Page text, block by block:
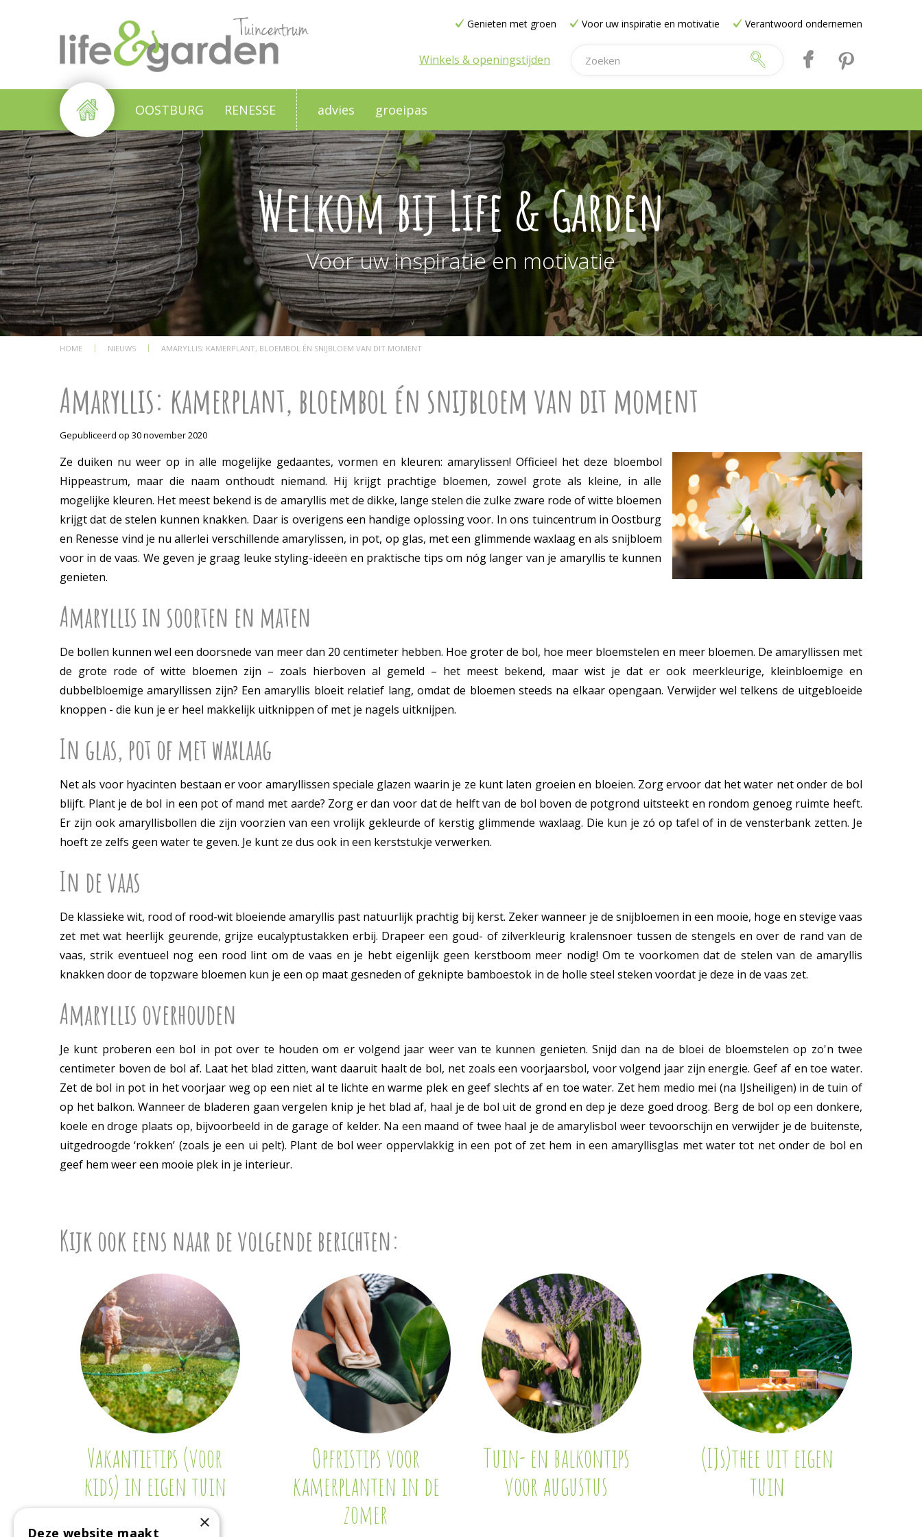
Welkom bij Life & Garden
Voor uw inspiratie en motivatie
HOME NIEUWS AMARYLLIS: KAMERPLANT, BLOEMBOL ÉN SNIJBLOEM VAN DIT MOMENT
Genieten met groen Voor uw inspiratie en motivatie Verantwoord ondernemen
Winkels & openingstijden
OOSTBURG RENESSE advies groeipas
Amaryllis: kamerplant, bloembol én snijbloem van dit moment
Gepubliceerd op 30 november 2020
Ze duiken nu weer op in alle mogelijke gedaantes, vormen en kleuren: amarylissen! Officieel het deze bloembol
Hippeastrum, maar die naam onthoudt niemand. Hij krijgt prachtige bloemen, zowel grote als kleine, in alle
mogelijke kleuren. Het meest bekend is de amaryllis met de dikke, lange stelen die zulke zware rode of witte bloemen
krijgt dat de stelen kunnen knakken. Daar is overigens een handige oplossing voor. In ons tuincentrum in Oostburg
en Renesse vind je nu allerlei verschillende amarylissen, in pot, op glas, met een glimmende waxlaag en als snijbloem
voor in de vaas. We geven je graag leuke styling-ideeën en praktische tips om nóg langer van je amaryllis te kunnen
genieten.
Amaryllis in soorten en maten
De bollen kunnen wel een doorsnede van meer dan 20 centimeter hebben. Hoe groter de bol, hoe meer bloemstelen en meer bloemen. De amaryllissen met
de grote rode of witte bloemen zijn – zoals hierboven al gemeld – het meest bekend, maar wist je dat er ook meerkleurige, kleinbloemige en
dubbelbloemige amaryllissen zijn? Een amaryllis bloeit relatief lang, omdat de bloemen steeds na elkaar opengaan. Verwijder wel telkens de uitgebloeide
knoppen - die kun je er heel makkelijk uitknippen of met je nagels uitknijpen.
In glas, pot of met waxlaag
Net als voor hyacinten bestaan er voor amaryllissen speciale glazen waarin je ze kunt laten groeien en bloeien. Zorg ervoor dat het water net onder de bol
blijft. Plant je de bol in een pot of mand met aarde? Zorg er dan voor dat de helft van de bol boven de potgrond uitsteekt en rondom genoeg ruimte heeft.
Er zijn ook amaryllisbollen die zijn voorzien van een vrolijk gekleurde of kerstig glimmende waxlaag. Die kun je zó op tafel of in de vensterbank zetten. Je
hoeft ze zelfs geen water te geven. Je kunt ze dus ook in een kerststukje verwerken.
In de vaas
De klassieke wit, rood of rood-wit bloeiende amaryllis past natuurlijk prachtig bij kerst. Zeker wanneer je de snijbloemen in een mooie, hoge en stevige vaas
zet met wat heerlijk geurende, grijze eucalyptustakken erbij. Drapeer een goud- of zilverkleurig kralensnoer tussen de stengels en over de rand van de
vaas, strik eventueel nog een rood lint om de vaas en je hebt eigenlijk geen kerstboom meer nodig! Om te voorkomen dat de stelen van de amaryllis
knakken door de topzware bloemen kun je een op maat gesneden of geknipte bamboestok in de holle steel steken voordat je deze in de vaas zet.
Amaryllis overhouden
Je kunt proberen een bol in pot over te houden om er volgend jaar weer van te kunnen genieten. Snijd dan na de bloei de bloemstelen op zo'n twee
centimeter boven de bol af. Laat het blad zitten, want daaruit haalt de bol, net zoals een voorjaarsbol, voor volgend jaar zijn energie. Geef af en toe water.
Zet de bol in pot in het voorjaar weg op een niet al te lichte en warme plek en geef slechts af en toe water. Zet hem medio mei (na IJsheiligen) in de tuin of
op het balkon. Wanneer de bladeren gaan vergelen knip je het blad af, haal je de bol uit de grond en dep je deze goed droog. Berg de bol op een donkere,
koele en droge plaats op, bijvoorbeeld in de garage of kelder. Na een maand of twee haal je de amarylisbol weer tevoorschijn en verwijder je de buitenste,
uitgedroogde ‘rokken’ (zoals je een ui pelt). Plant de bol weer oppervlakkig in een pot of zet hem in een amaryllisglas met water tot net onder de bol en
geef hem weer een mooie plek in je interieur.
Kijk ook eens naar de volgende berichten:
Vakantietips (voor
kids) in eigen tuin
Opfristips voor
kamerplanten in de
zomer
Tuin- en balkontips
voor augustus
(IJs)thee uit eigen
tuin
×
Deze website maakt